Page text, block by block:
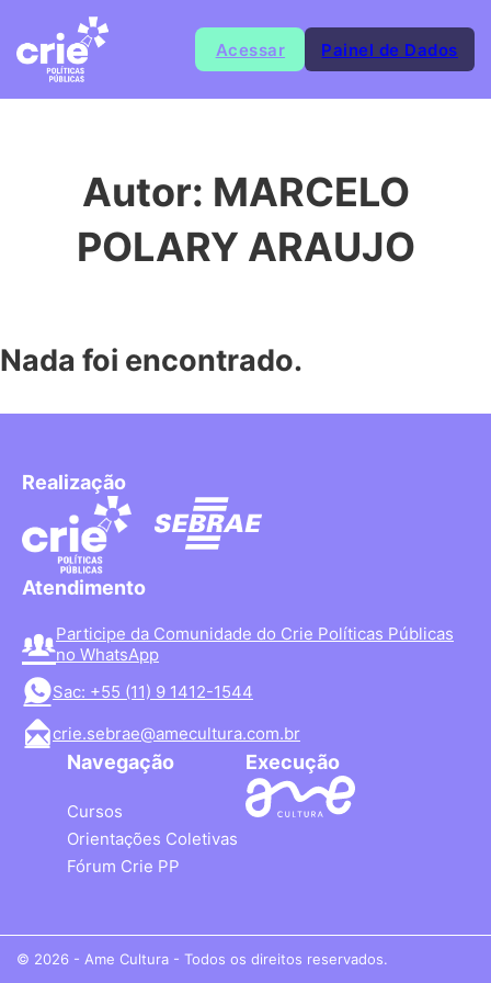
Acessar Painel de Dados
Autor: MARCELO
POLARY ARAUJO
Nada foi encontrado.
Realização
Atendimento
Participe da Comunidade do Crie Políticas Públicas
no WhatsApp
Sac: +55 (11) 9 1412-1544
crie.sebrae@amecultura.com.br
Navegação
Cursos
Orientações Coletivas
Fórum Crie PP
Execução
© 2026 - Ame Cultura - Todos os direitos reservados.